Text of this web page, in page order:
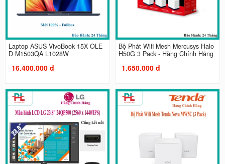
Laptop ASUS VivoBook 15X OLE
D M1503QA L1028W
16.400.000 đ
Bộ Phát Wifi Mesh Mercusys Halo
H50G 3 Pack - Hàng Chính Hãng
1.650.000 đ